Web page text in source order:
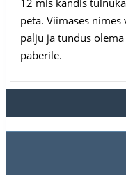
peta. Viimases
palju ja tundus
paberile.